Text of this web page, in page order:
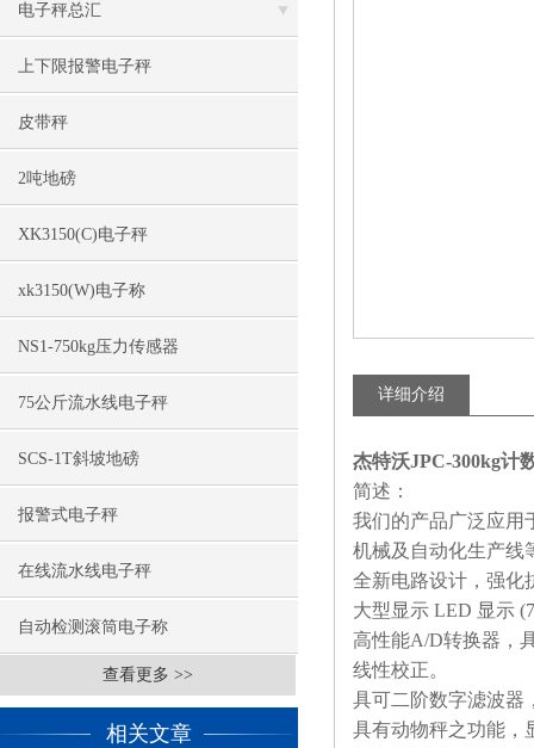
电子秤总汇
上下限报警电子秤
皮带秤
2吨地磅
XK3150(C)电子秤
xk3150(W)电子称
NS1-750kg压力传感器
75公斤流水线电子秤
SCS-1T斜坡地磅
报警式电子秤
在线流水线电子秤
自动检测滚筒电子称
查看更多 >>
相关文章
详细介绍
杰特沃JPC-300kg计
简述：
我们的产品广泛应用
机械及自动化生产线
全新电路设计，强化
大型显示 LED 显示 (7
高性能A/D转换器，
线性校正。
具可二阶数字滤波器
具有动物秤之功能，